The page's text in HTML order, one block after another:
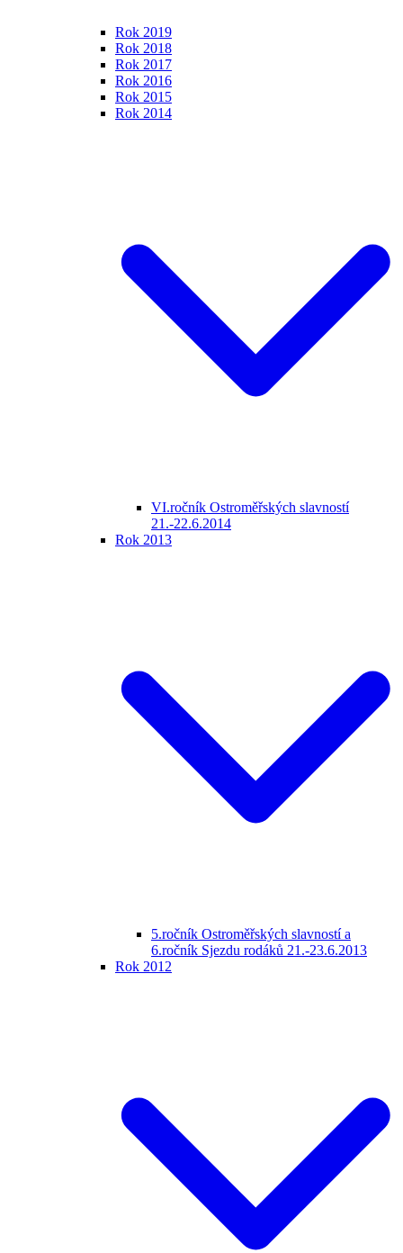
Rok 2019
Rok 2018
Rok 2017
Rok 2016
Rok 2015
Rok 2014
VI.ročník Ostroměřských slavností
21.-22.6.2014
Rok 2013
5.ročník Ostroměřských slavností a
6.ročník Sjezdu rodáků 21.-23.6.2013
Rok 2012